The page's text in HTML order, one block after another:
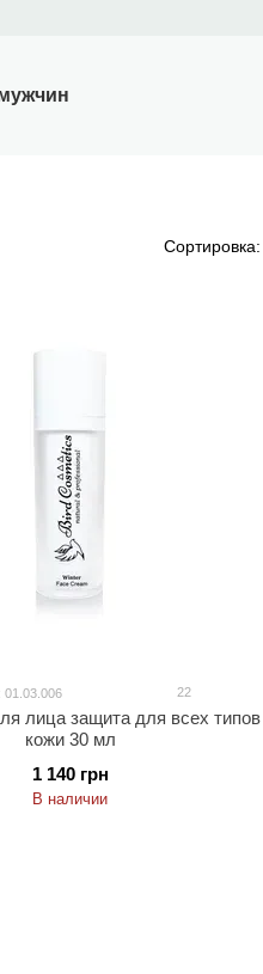
Сортировка:
01.03.006 22
лица защита для всех типов
кожи 30 мл
1 140 грн
В наличии